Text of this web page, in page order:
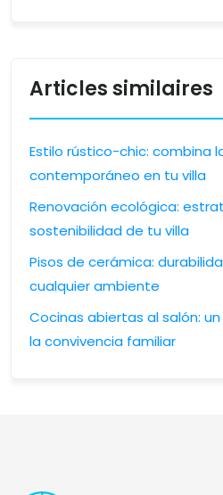
Articles similaires
Estilo rústico-chic: combina
contemporáneo en tu villa
Renovación ecológica:
sostenibilidad de tu villa
Pisos de cerámica:
cualquier ambiente
Cocinas abiertas al salón:
la convivencia familiar